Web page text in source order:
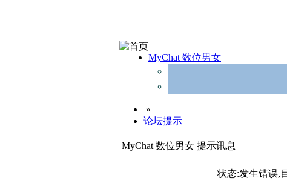
MyChat 数位男女
»
论坛提示
MyChat 数位男女 提示讯息
状态:发生错误,